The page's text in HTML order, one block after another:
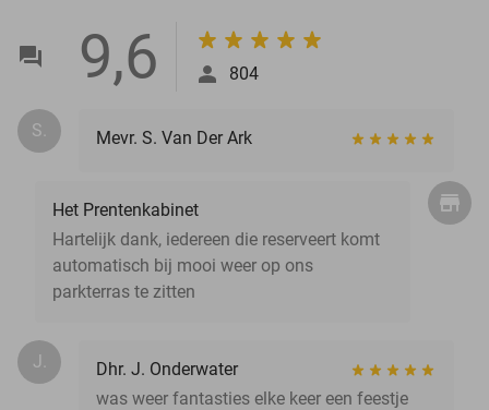
9,6 804
S. Mevr. S. Van Der Ark
Het Prentenkabinet
Hartelijk dank, iedereen die reserveert komt
automatisch bij mooi weer op ons
parkterras te zitten
J.
Dhr. J. Onderwater
was weer fantasties elke keer een feestje